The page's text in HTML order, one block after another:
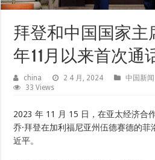
拜登和中国国家主
年11月以来首次通
china 2 4 月, 2024 中国新闻
33 Views
2023 年 11 月 15 日，在亚太经济合
乔·拜登在加利福尼亚州伍德赛德的菲
近平。